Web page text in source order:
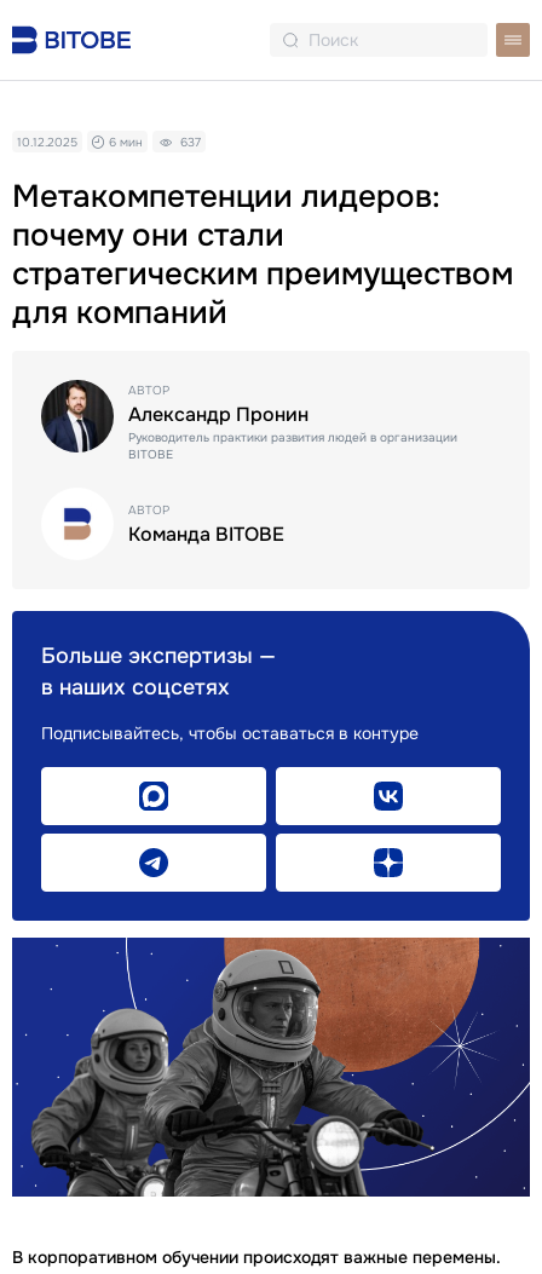
Метакомпетенции лидеров:
почему они стали
стратегическим преимуществом
для компаний
10.12.2025 6 мин 637
В корпоративном обучении происходят важные перемены.
Больше экспертизы —
в наших соцсетях
Подписывайтесь, чтобы оставаться в контуре
АВТОР
Александр Пронин
Руководитель практики развития людей в организации
BITOBE
АВТОР
Команда BITOBE